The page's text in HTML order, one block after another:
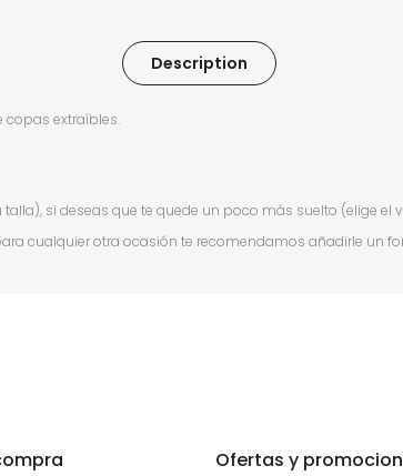
Description
copas extraíbles.
si deseas que te quede un poco más suelto (elige el
cualquier otra ocasión te recomendamos añadirle un
Ofertas y